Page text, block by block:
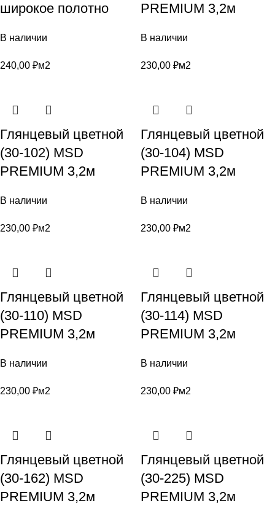
широкое полотно
В наличии
240,00 ₽м2
PREMIUM 3,2м
В наличии
230,00 ₽м2
Глянцевый цветной
(30-102) MSD
PREMIUM 3,2м
В наличии
230,00 ₽м2
Глянцевый цветной
(30-104) MSD
PREMIUM 3,2м
В наличии
230,00 ₽м2
Глянцевый цветной
(30-110) MSD
PREMIUM 3,2м
В наличии
230,00 ₽м2
Глянцевый цветной
(30-114) MSD
PREMIUM 3,2м
В наличии
230,00 ₽м2
Глянцевый цветной
(30-162) MSD
PREMIUM 3,2м
Глянцевый цветной
(30-225) MSD
PREMIUM 3,2м